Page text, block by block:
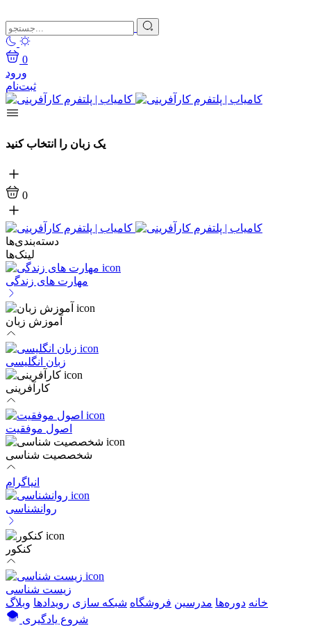
0
ورود
ثبت‌نام
یک زبان را انتخاب کنید
0
دسته‌بندی‌ها
لینک‌ها
مهارت های زندگی
آموزش زبان
زبان انگلیسی
کارآفرینی
اصول موفقیت
شخصصیت شناسی
انیاگرام
روانشناسی
کنکور
زیست شناسی
خانه دوره‌ها مدرسین فروشگاه شبکه سازی رویداد‌ها وبلاگ
شروع یادگیری